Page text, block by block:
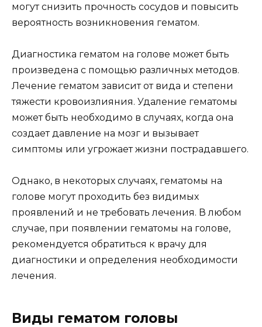
могут снизить прочность сосудов и повысить
вероятность возникновения гематом.
Диагностика гематом на голове может быть
произведена с помощью различных методов.
Лечение гематом зависит от вида и степени
тяжести кровоизлияния. Удаление гематомы
может быть необходимо в случаях, когда она
создает давление на мозг и вызывает
симптомы или угрожает жизни пострадавшего.
Однако, в некоторых случаях, гематомы на
голове могут проходить без видимых
проявлений и не требовать лечения. В любом
случае, при появлении гематомы на голове,
рекомендуется обратиться к врачу для
диагностики и определения необходимости
лечения.
Виды гематом головы